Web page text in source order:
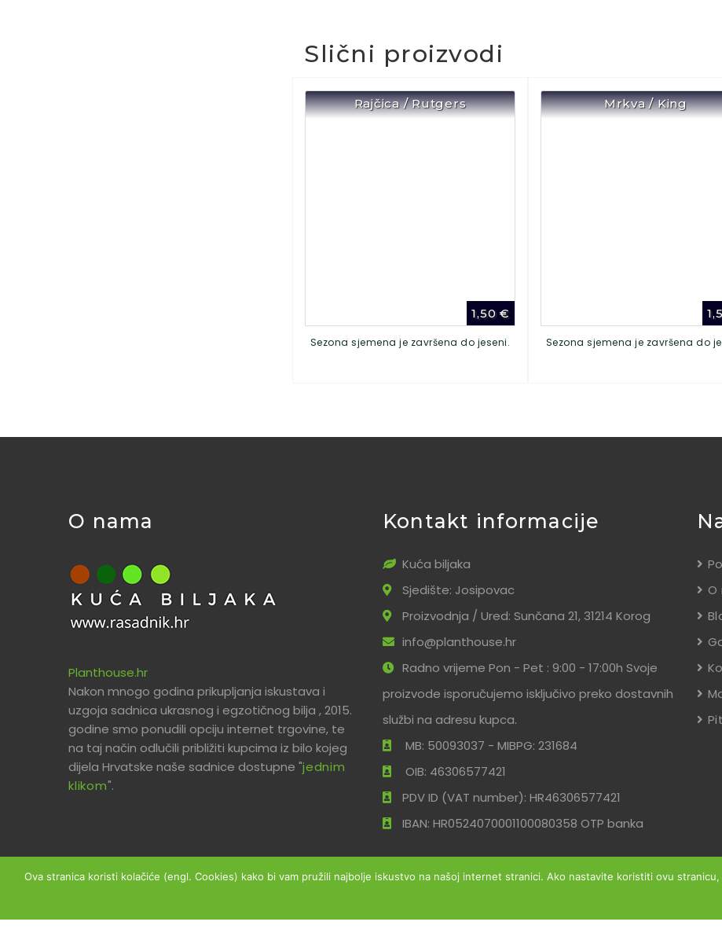
Slični proizvodi
Rajčica / Rutgers
1,50€
Sezona sjemena je završena do jeseni.
Mrkva / King
Sezona sjemena je završena do
O nama
Planthouse.hr
Nakon mnogo godina prikupljanja iskustava i
uzgoja sadnica ukrasnog i egzotičnog bilja , 2015.
godine smo ponudili opciju internet trgovine, te
na taj način odlučili približiti kupcima iz bilo kojeg
dijela Hrvatske naše sadnice dostupne "jednim
klikom".
Kontakt informacije
Kuća biljaka
Sjedište: Josipovac
Proizvodnja / Ured: Sunčana 21, 31214 Korog
info@planthouse.hr
Radno vrijeme Pon - Pet : 9:00 - 17:00h Svoje
proizvode isporučujemo isključivo preko dostavnih
službi na adresu kupca.
MB: 50093037 - MIBPG: 231684
OIB: 46306577421
PDV ID (VAT number): HR46306577421
IBAN: HR0524070001100080358 OTP banka
O
Ova stranica koristi kolačiće (engl. Cookies) kako bi vam pružili najbolje iskustvo na našoj internet stranici. Ako nastavite koristiti ovu